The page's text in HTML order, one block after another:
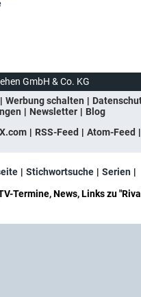
GmbH & Co. KG
Werbung schalten
Newsletter
Blog
X.com RSS-Feed
Atom-Feed
Stichwortsuche
Serien
Termine, News, Links zu